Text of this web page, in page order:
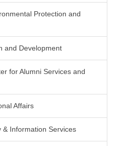
Protection and
and Development
for Alumni Services and
Affairs
& Information Services